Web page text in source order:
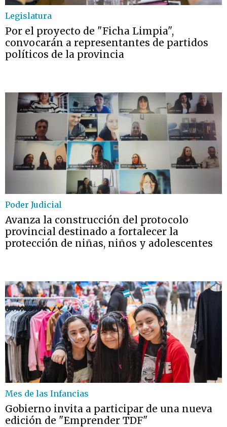
Legislatura
Por el proyecto de "Ficha Limpia",
convocarán a representantes de partidos
políticos de la provincia
Poder Judicial
Avanza la construcción del protocolo
provincial destinado a fortalecer la
protección de niñas, niños y adolescentes
Mes de las Infancias
Gobierno invita a participar de una nueva
edición de "Emprender TDF"